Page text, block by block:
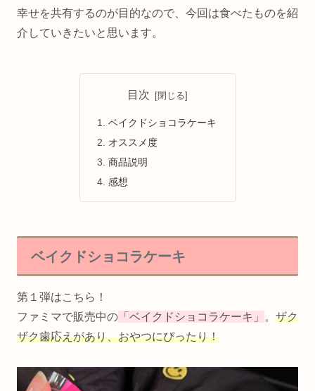
幸せを共有するのが目的なので、今回は食べたものを紹
介していきたいと思います。
目次
ベイクドショコラケーキ
オススメ度
商品説明
感想
ベイクドショコラケーキ
第１弾はこちら！
ファミマで販売中の 「ベイクドショコラケーキ」 。 ザク
ザク歯応えがあり、おやつにぴったり！